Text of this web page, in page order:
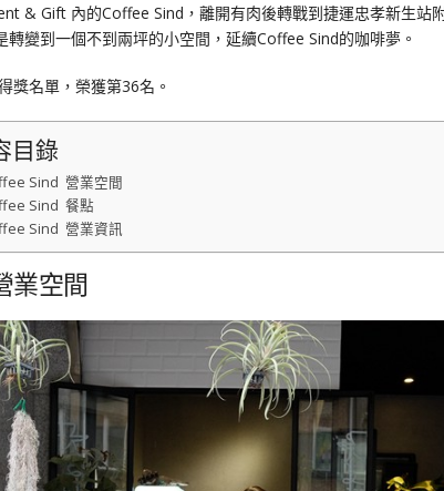
& Gift 內的Coffee Sind，離開有肉後轉戰到捷運忠孝新生站
轉變到一個不到兩坪的小空間，延續Coffee Sind的咖啡夢。
獎名單，榮獲第36名。
目錄
Sind 營業空間
Sind 餐點
Sind 營業資訊
業空間